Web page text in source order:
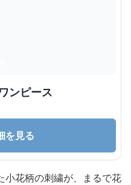
ンピース
を見る
小花柄の刺繍が、まるで花